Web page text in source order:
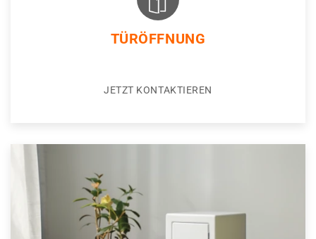
TÜRÖFFNUNG
JETZT KONTAKTIEREN